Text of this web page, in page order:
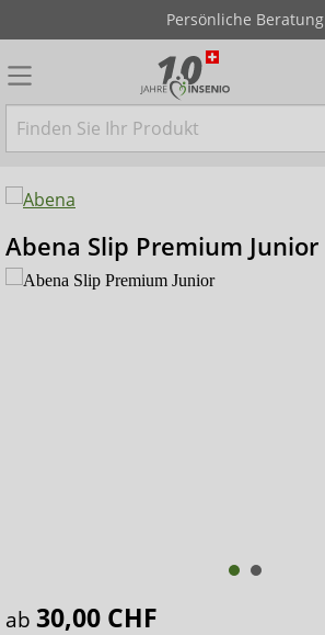
Persönliche Beratung
Abena Slip Premium Junior
ab 30,00 CHF